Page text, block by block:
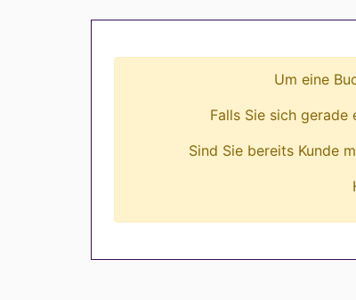
Um eine
Falls Sie sich
Sind Sie bereits Kunde